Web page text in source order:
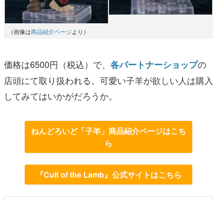
（画像は商品紹介ページより）
価格は6500円（税込）で、 各パートナーショップの
店頭にて取り扱われる。可愛い子羊が欲しい人は購入
してみてはいかがだろうか。
ねんどろいど「子羊」商品紹介ページはこち
ら
『Cult of the Lamb』公式サイトはこちら